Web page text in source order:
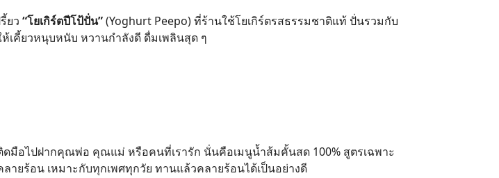
ยว “โยเกิร์ตปีโป้ปั่น”(Yoghurt Peepo) ที่ร้านใช้โยเกิร์ตรสธรรมชาติแท้ ปั่นรวมกับ
เคี้ยวหนุบหนับ หวานกำลังดี ดื่มเพลินสุด ๆ
มือไปฝากคุณพ่อ คุณแม่ หรือคนที่เรารัก นั่นคือเมนูน้ำส้มคั้นสด 100% สูตรเฉพาะ
ยร้อน เหมาะกับทุกเพศทุกวัย ทานแล้วคลายร้อนได้เป็นอย่างดี